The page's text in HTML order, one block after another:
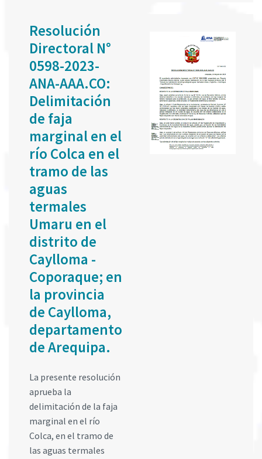
Resolución
Directoral N°
0598-2023-
ANA-AAA.CO:
Delimitación
de faja
marginal en el
río Colca en el
tramo de las
aguas
termales
Umaru en el
distrito de
Caylloma -
Coporaque; en
la provincia
de Caylloma,
departamento
de Arequipa.
La presente resolución
aprueba la
delimitación de la faja
marginal en el río
Colca, en el tramo de
las aguas termales